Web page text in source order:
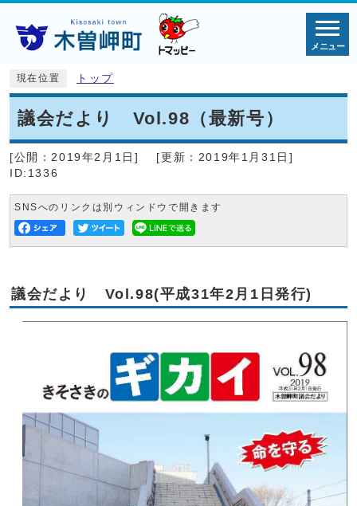
メニュー
現在位置 トップ
議会だより Vol.98（最新号）
[公開： 2019年2月1日 ] [更新： 2019年1月31日 ]
ID:1336
SNSへのリンクは別ウィンドウで開きます
議会だより Vol.98(平成31年2月1日発行)